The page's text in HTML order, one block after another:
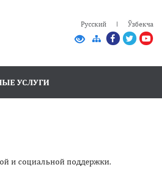
Русский Ўзбекча
УСЛУГИ
и социальной поддержки.